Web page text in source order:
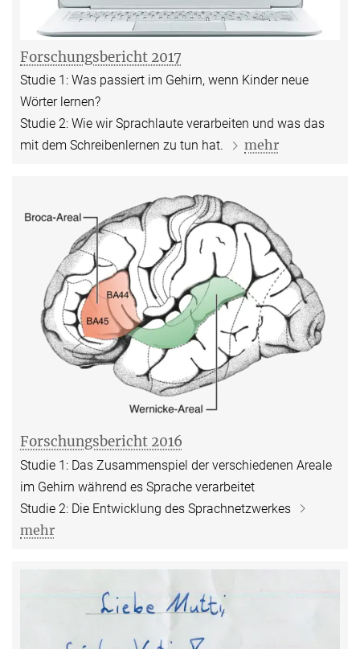
Forschungsbericht 2017
Studie 1: Was passiert im Gehirn, wenn Kinder neue
Wörter lernen?
Studie 2: Wie wir Sprachlaute verarbeiten und was das
mit dem Schreibenlernen zu tun hat.
mehr
Forschungsbericht 2016
Studie 1: Das Zusammenspiel der verschiedenen Areale
im Gehirn während es Sprache verarbeitet
Studie 2: Die Entwicklung des Sprachnetzwerkes
mehr